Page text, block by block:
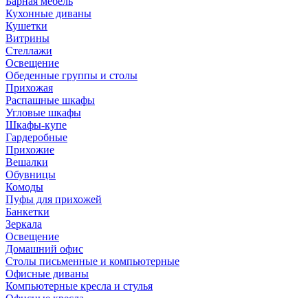
Кухонные диваны
Кушетки
Витрины
Стеллажи
Освещение
Обеденные группы и столы
Прихожая
Распашные шкафы
Угловые шкафы
Шкафы-купе
Гардеробные
Прихожие
Вешалки
Обувницы
Комоды
Пуфы для прихожей
Банкетки
Зеркала
Освещение
Домашний офис
Столы письменные и компьютерные
Офисные диваны
Компьютерные кресла и стулья